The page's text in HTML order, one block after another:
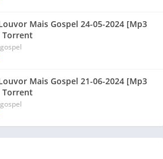
Mais Gospel 24-05-2024 [Mp3
Torrent
Mais Gospel 21-06-2024 [Mp3
Torrent